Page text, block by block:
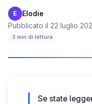
E Elodie·
Pubblicato il 22 luglio
3 min di lettura
Se state